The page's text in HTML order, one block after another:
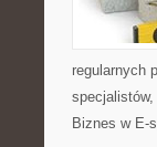
regularnych
Biznes w E-